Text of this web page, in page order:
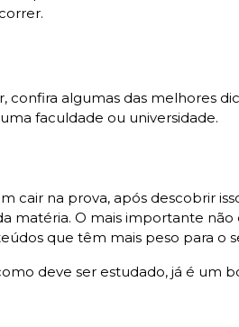
confira algumas das melhores
faculdade ou universidade.
cair na prova, após descobrir
matéria. O mais importante
que têm mais peso para o
deve ser estudado, já é um